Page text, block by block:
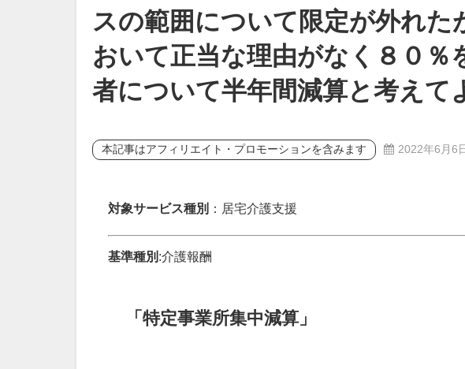
スの範囲について限定が外れた
おいて正当な理由がなく８０％
者について半年間減算と考えて
本記事はアフィリエイト・プロモーションを含みます 2022年6月6
対象サービス種別 ：居宅介護支援
基準種別 :介護報酬
「特定事業所集中減算」